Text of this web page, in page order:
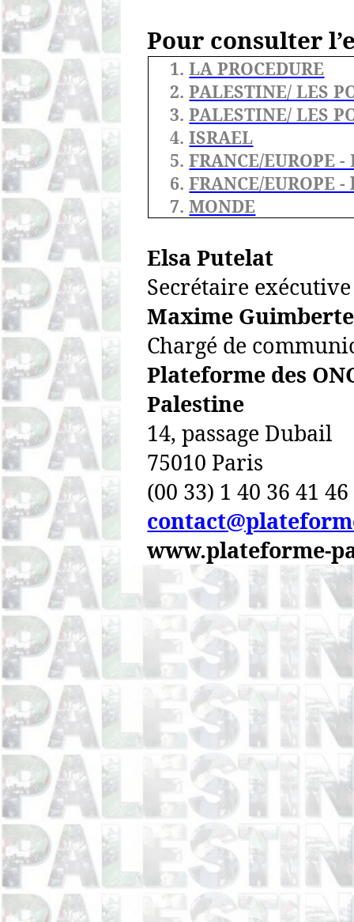
Pour consulter
1.LA PROCEDURE
2.PALESTINE/ LES
3.PALESTINE/ LES
4.ISRAEL
5.FRANCE/EUROPE
6.FRANCE/EUROPE
7.MONDE
ElsaPutelat
Secrétaire exécutive
Maxime
Chargé de
Plateforme des
Palestine
14, passage Dubail
75010 Paris
(00 33) 1 40 36 41 46
www.plateforme-